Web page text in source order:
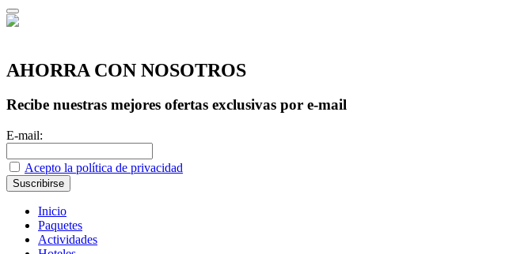
AHORRA CON NOSOTROS
Recibe nuestras mejores ofertas exclusivas por e-mail
E-mail:
Acepto la política de privacidad
Inicio
Paquetes
Actividades